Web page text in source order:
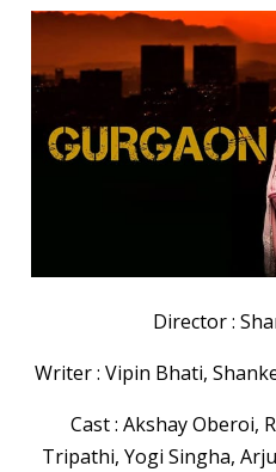
Director :
Writer : Vipin Bhati,
Cast : Akshay Oberoi,
Tripathi, Yogi Singha,